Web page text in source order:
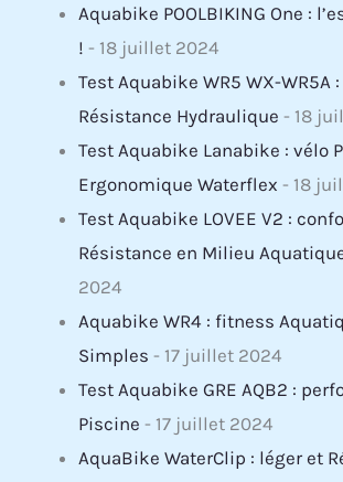
Aquabike POOLBIKING One :
! - 18 juillet 2024
Test Aquabike WR5 WX-WR5A
Résistance Hydraulique - 18
Test Aquabike Lanabike : vélo
Ergonomique Waterflex - 18
Test Aquabike LOVEE V2 :
Résistance en Milieu
2024
Aquabike WR4 : fitness
Simples - 17 juillet 2024
Test Aquabike GRE AQB2 :
Piscine - 17 juillet 2024
AquaBike WaterClip : léger et